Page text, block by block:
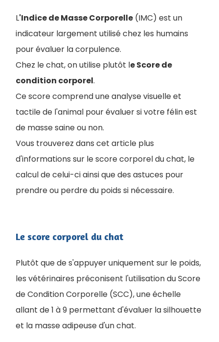
L'Indice de Masse Corporelle (IMC) est un
indicateur largement utilisé chez les humains
pour évaluer la corpulence.
Chez le chat, on utilise plutôt le Score de
condition corporel.
Ce score comprend une analyse visuelle et
tactile de l'animal pour évaluer si votre félin est
de masse saine ou non.
Vous trouverez dans cet article plus
d'informations sur le score corporel du chat, le
calcul de celui-ci ainsi que des astuces pour
prendre ou perdre du poids si nécessaire.
Le score corporel du chat
Plutôt que de s'appuyer uniquement sur le poids,
les vétérinaires préconisent l'utilisation du Score
de Condition Corporelle (SCC), une échelle
allant de 1 à 9 permettant d'évaluer la silhouette
et la masse adipeuse d'un chat.